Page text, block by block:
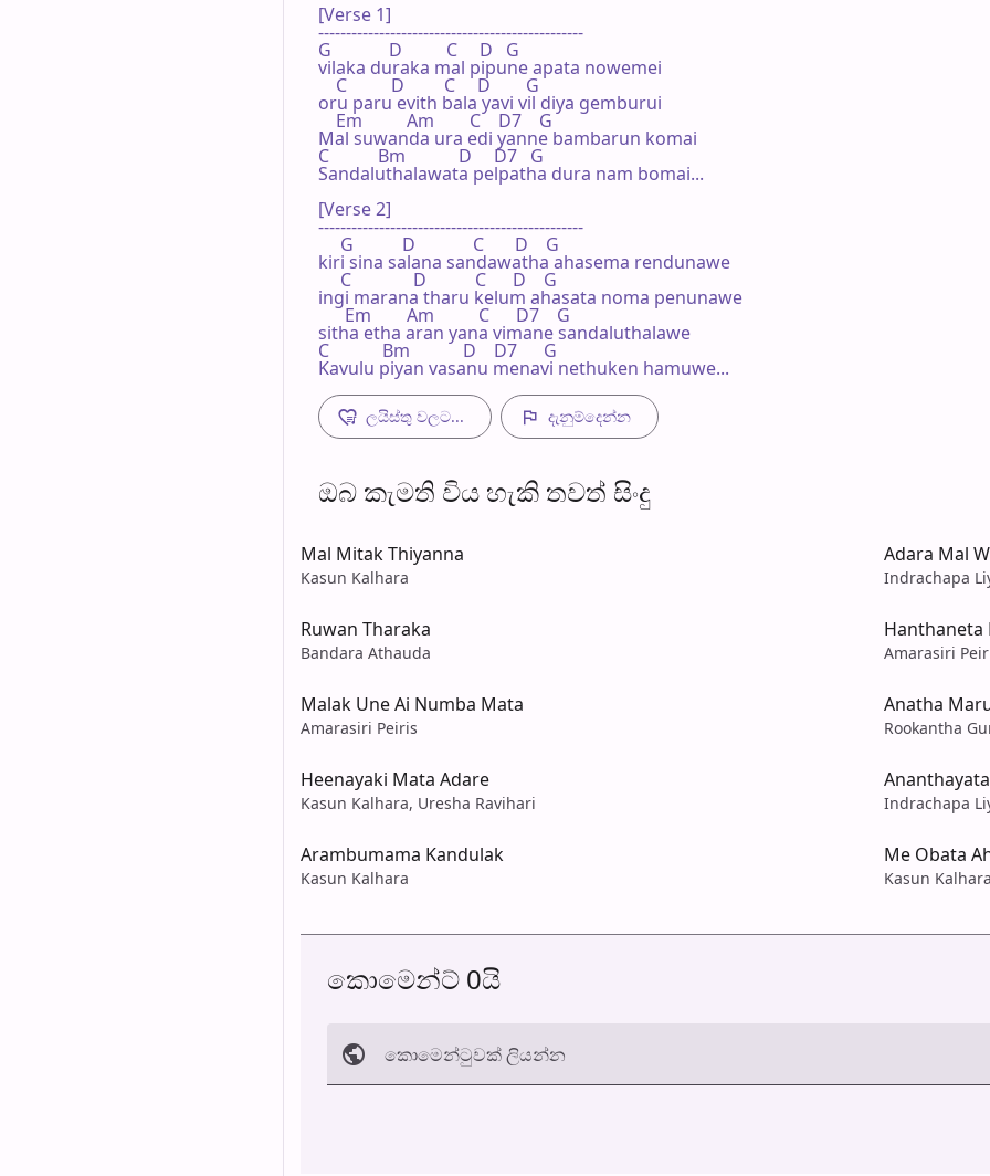
[Verse 1]
------------------------------------------------
G             D          C     D   G
vilaka duraka mal pipune apata nowemei
    C          D         C     D        G
oru paru evith bala yavi vil diya gemburui
    Em          Am        C    D7    G
Mal suwanda ura edi yanne bambarun komai
C           Bm            D     D7   G
Sandaluthalawata pelpatha dura nam bomai...
[Verse 2]
------------------------------------------------
     G           D             C       D    G
kiri sina salana sandawatha ahasema rendunawe
     C              D           C      D    G
ingi marana tharu kelum ahasata noma penunawe
      Em        Am          C      D7    G
sitha etha aran yana vimane sandaluthalawe
C            Bm            D    D7      G
Kavulu piyan vasanu menavi nethuken hamuwe...
ලයිස්තු වලට... දැනුම්දෙන්​න
ඔබ කැමති විය හැ​කි තව​ත් සිංදු
Mal Mitak Thiyanna
Kasun Kalhara
Adara Mal
Indrachapa
Ruwan Tharaka
Bandara Athauda
Hanthaneta
Amarasiri
Malak Une Ai Numba Mata
Amarasiri Peiris
Anatha
Rookantha
Heenayaki Mata Adare
Kasun Kalhara, Uresha Ravihari Indrachapa
Arambumama Kandulak
Kasun Kalhara
Me Obata
Kasun Kalhara
කොමෙන්ට් 0යි
කොමෙන්ටුව​ක් ලියන්න